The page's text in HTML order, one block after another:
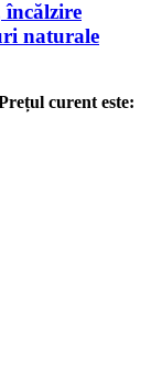
încălzire
naturale
curent este: